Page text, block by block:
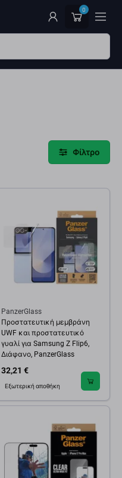
0
Φίλτρο
PanzerGlass
Προστατευτική μεμβράνη
UWF και προστατευτικό
γυαλί για Samsung Z Flip6,
Διάφανο, PanzerGlass
32,21 €
Εξωτερική αποθήκη